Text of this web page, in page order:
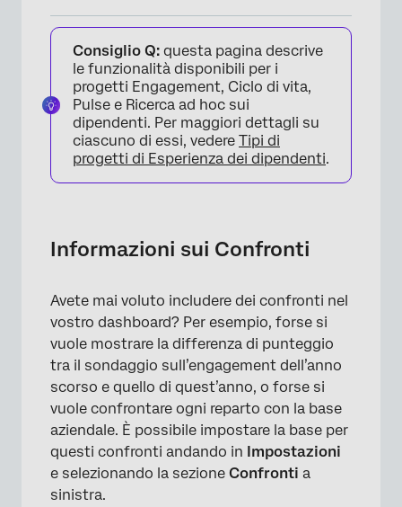
Informazioni sui Confronti
Filtri per i metadati
Filtri per la Gerarchia DELL’ORGANIZZAZIONE
Creare & Manager Confronto
Compatibilità con i widget
Consiglio Q: questa pagina descrive
le funzionalità disponibili per i
progetti Engagement, Ciclo di vita,
Pulse e Ricerca ad hoc sui
dipendenti. Per maggiori dettagli su
ciascuno di essi, vedere Tipi di
progetti di Esperienza dei dipendenti.
Informazioni sui Confronti
Avete mai voluto includere dei confronti nel
vostro dashboard? Per esempio, forse si
vuole mostrare la differenza di punteggio
tra il sondaggio sull’engagement dell’anno
scorso e quello di quest’anno, o forse si
vuole confrontare ogni reparto con la base
aziendale. È possibile impostare la base per
questi confronti andando in Impostazioni
e selezionando la sezione Confronti a
sinistra.